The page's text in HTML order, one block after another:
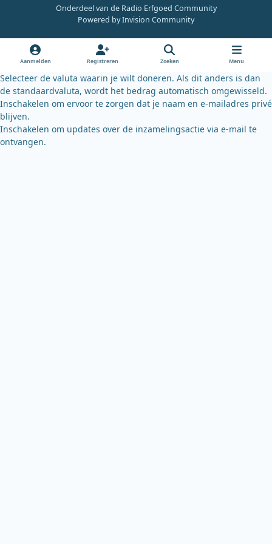
e
o
k
b
k
y
Onderdeel van de Radio Erfgoed Community
Powered byInvision Community
Aanmelden Registreren Zoeken Menu
Selecteer de valuta waarin je wilt doneren. Als dit anders is dan
de standaardvaluta, wordt het bedrag automatisch omgewisseld.
Inschakelen om ervoor te zorgen dat je naam en e-mailadres privé
blijven.
Inschakelen om updates over de inzamelingsactie via e-mail te
ontvangen.